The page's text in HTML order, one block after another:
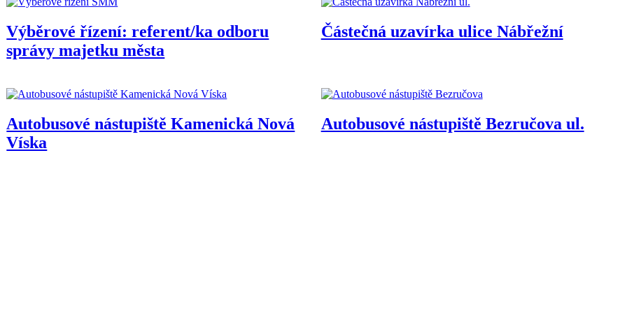
Výběrové řízení: referent/ka odboru
správy majetku města
Částečná uzavírka ulice Nábřežní
Autobusové nástupiště Kamenická Nová
Víska
Autobusové nástupiště Bezručova ul.